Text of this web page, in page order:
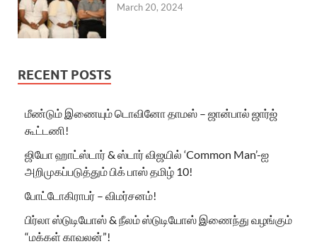
March 20, 2024
RECENT POSTS
மீண்டும் இணையும் டொவினோ தாமஸ் – ஜான்பால் ஜார்ஜ்
கூட்டணி!
ஜியோ ஹாட்ஸ்டார் & ஸ்டார் விஜயில் ‘Common Man’-ஐ
அறிமுகப்படுத்தும் பிக் பாஸ் தமிழ் 10!
போட்டோகிராபர் – விமர்சனம்!
பிர்லா ஸ்டுடியோஸ் & நீலம் ஸ்டுடியோஸ் இணைந்து வழங்கும்
“மக்கள் காவலன்”!